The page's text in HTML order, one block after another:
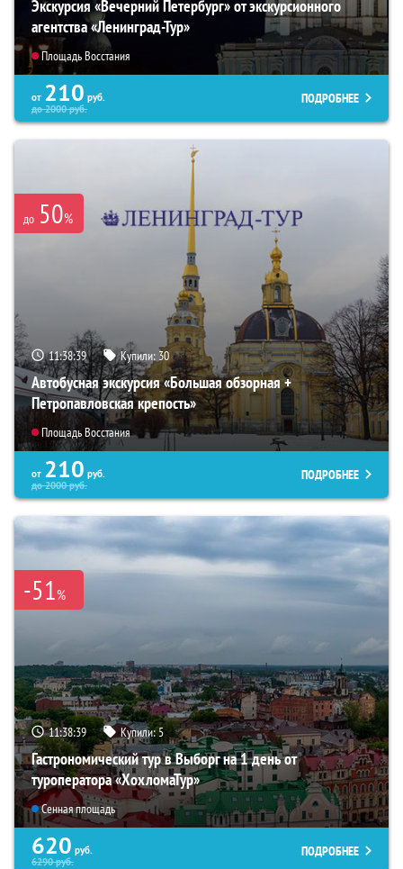
Экскурсия «Вечерний Петербург» от экскурсионного
агентства «Ленинград-Тур»
Площадь Восстания
от 210 руб.
до2000руб.
ПОДРОБНЕЕ
до 50%
11:38:38 Купили: 30
Автобусная экскурсия «Большая обзорная +
Петропавловская крепость»
Площадь Восстания
от 210 руб.
до2000руб.
ПОДРОБНЕЕ
-51%
11:38:38 Купили:5
Гастрономический тур в Выборг на 1 день от
туроператора «ХохломаТур»
Сенная площадь
620 руб.
6290руб.
ПОДРОБНЕЕ